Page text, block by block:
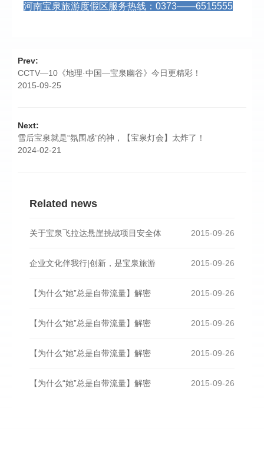
河南宝泉旅游度假区服务热线：0373——6515555
Prev:
CCTV—10《地理·中国—宝泉幽谷》今日更精彩！
2015-09-25
Next:
雪后宝泉就是“氛围感”的神，【宝泉灯会】太炸了！
2024-02-21
Related news
2015-09-26
关于宝泉飞拉达悬崖挑战项目安全体
2015-09-26
企业文化伴我行|创新，是宝泉旅游
2015-09-26
【为什么“她”总是自带流量】解密
2015-09-26
【为什么“她”总是自带流量】解密
2015-09-26
【为什么“她”总是自带流量】解密
2015-09-26
【为什么“她”总是自带流量】解密